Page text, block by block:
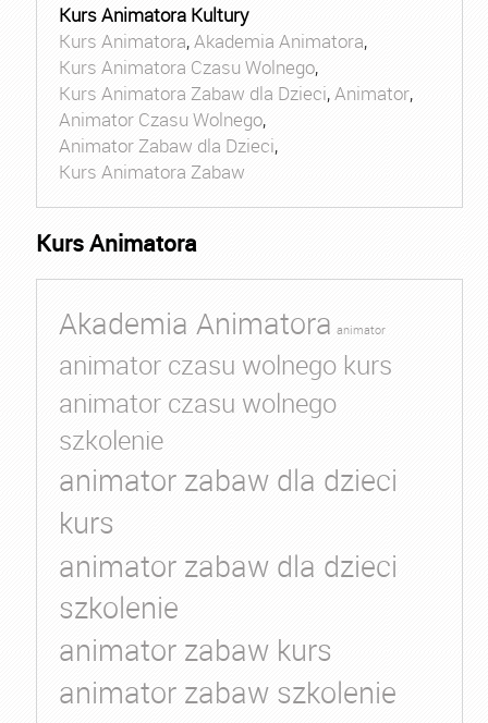
Kurs Animatora Kultury
Kurs Animatora,Akademia Animatora,
Kurs Animatora Czasu Wolnego,
Kurs Animatora Zabaw dla Dzieci,Animator,
Animator Czasu Wolnego,
Animator Zabaw dla Dzieci,
Kurs Animatora Zabaw
Kurs Animatora
Akademia Animatora animator
animator czasu wolnego kurs
animator czasu wolnego
szkolenie
animator zabaw dla dzieci
kurs
animator zabaw dla dzieci
szkolenie
animator zabaw kurs
animator zabaw szkolenie